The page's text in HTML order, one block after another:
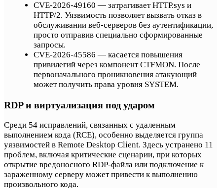
CVE-2026-49160 — затрагивает HTTP.sys и
HTTP/2. Уязвимость позволяет вызвать отказ в
обслуживании веб-серверов без аутентификации,
просто отправив специально сформированные
запросы.
CVE-2026-45586 — касается повышения
привилегий через компонент CTFMON. После
первоначального проникновения атакующий
может получить права уровня SYSTEM.
RDP и виртуализация под ударом
Среди 54 исправлений, связанных с удаленным
выполнением кода (RCE), особенно выделяется группа
уязвимостей в Remote Desktop Client. Здесь устранено 11
проблем, включая критические сценарии, при которых
открытие вредоносного RDP-файла или подключение к
зараженному серверу может привести к выполнению
произвольного кода.